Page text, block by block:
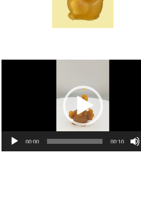
00:00 00:10